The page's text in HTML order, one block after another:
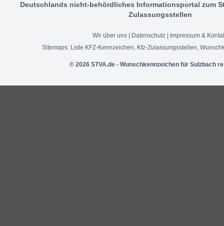
Deutschlands nicht-behördliches Informationsportal zum
Zulassungsstellen
Wir über uns Datenschutz
Impressum &
Sitemaps: Liste KFZ-Kennzeichen, Kfz-Zulassungsstellen,
© 2026 STVA.de - Wunschkennzeichen für Sulzbach